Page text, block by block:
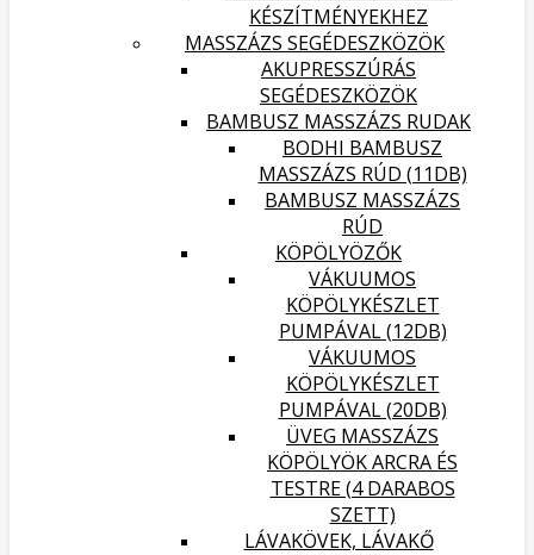
KÉSZÍTMÉNYEKHEZ
MASSZÁZS SEGÉDESZKÖZÖK
AKUPRESSZÚRÁS
SEGÉDESZKÖZÖK
BAMBUSZ MASSZÁZS RUDAK
BODHI BAMBUSZ
MASSZÁZS RÚD (11DB)
BAMBUSZ MASSZÁZS
RÚD
KÖPÖLYÖZŐK
VÁKUUMOS
KÖPÖLYKÉSZLET
PUMPÁVAL (12DB)
VÁKUUMOS
KÖPÖLYKÉSZLET
PUMPÁVAL (20DB)
ÜVEG MASSZÁZS
KÖPÖLYÖK ARCRA ÉS
TESTRE (4 DARABOS
SZETT)
LÁVAKÖVEK, LÁVAKŐ